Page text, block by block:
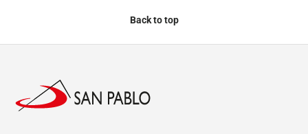
Back to top